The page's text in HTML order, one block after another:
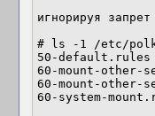
игнорируя
# ls -1 /etc/
50-default.rules
60-mount-other-
60-mount-other-
60-system-